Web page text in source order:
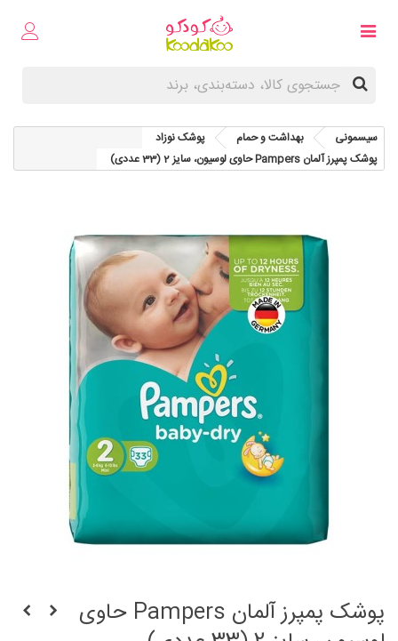
سیسمونی بهداشت و حمام
پوشک نوزاد
پوشک پمپرز آلمان Pampers حاوی لوسیون، سایز 2 (33 عددی)
پوشک پمپرز آلمان Pampers حاوی